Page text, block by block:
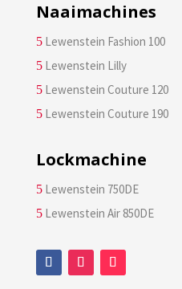
Naaimachines
5 Lewenstein Fashion 100
5 Lewenstein Lilly
5 Lewenstein Couture 120
5 Lewenstein Couture 190
Lockmachine
5 Lewenstein 750DE
5 Lewenstein Air 850DE